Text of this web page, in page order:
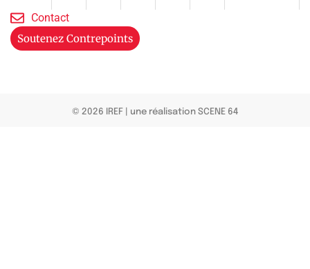
Contact
Soutenez Contrepoints
© 2026 IREF une réalisation SCENE 64